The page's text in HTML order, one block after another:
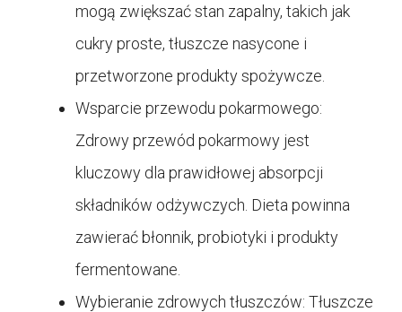
mogą zwiększać stan zapalny, takich jak
cukry proste, tłuszcze nasycone i
przetworzone produkty spożywcze.
Wsparcie przewodu pokarmowego:
Zdrowy przewód pokarmowy jest
kluczowy dla prawidłowej absorpcji
składników odżywczych. Dieta powinna
zawierać błonnik, probiotyki i produkty
fermentowane.
Wybieranie zdrowych tłuszczów: Tłuszcze